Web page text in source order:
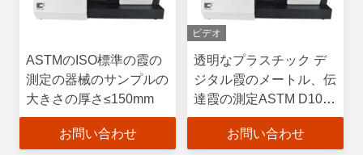
ASTMのISO標準の霞の
測定の器械のサンプルの
大きさの厚さ≤150mm
お問い合わせ
ビデオ
透明なプラスチック デ
ジタル霞のメートル、伝
達霞の測定ASTM D1044
の標準
お問い合わせ